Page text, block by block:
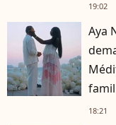
19:02
Aya
18:21